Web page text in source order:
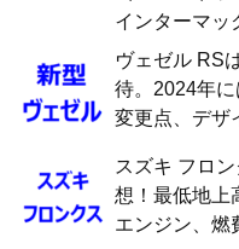
インターマッ
ヴェゼル RS
待。2024年に
変更点、デザ
スズキ フロ
想！最低地上
エンジン、燃